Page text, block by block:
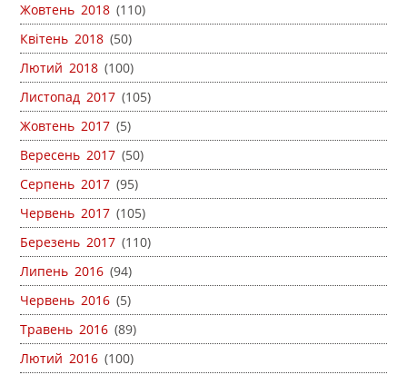
Жовтень 2018 (110)
Квітень 2018 (50)
Лютий 2018 (100)
Листопад 2017 (105)
Жовтень 2017 (5)
Вересень 2017 (50)
Серпень 2017 (95)
Червень 2017 (105)
Березень 2017 (110)
Липень 2016 (94)
Червень 2016 (5)
Травень 2016 (89)
Лютий 2016 (100)